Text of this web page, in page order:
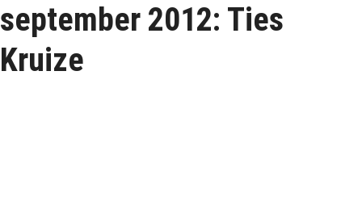
september 2012: Ties
Kruize